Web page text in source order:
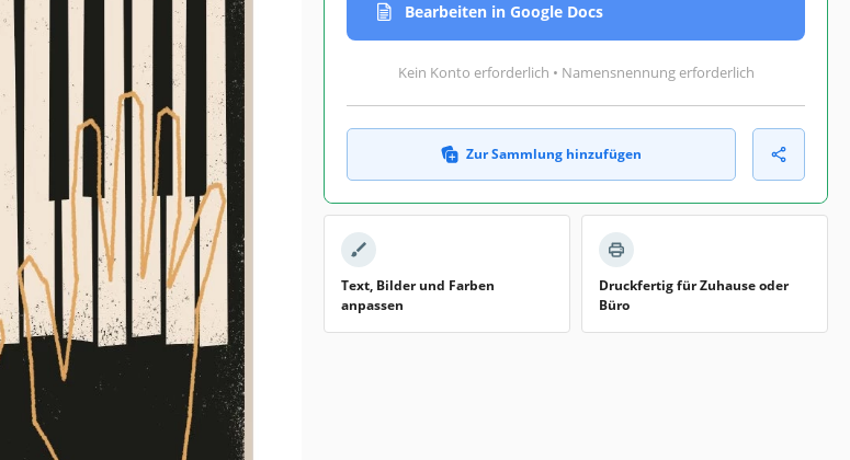
Bearbeiten in Google Docs
Kein Konto erforderlich • Namensnennung erforderlich
Zur Sammlung hinzufügen
Text, Bilder und Farben
anpassen
Druckfertig für Zuhause oder
Büro